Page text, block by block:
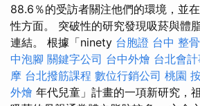
88.6％的受訪者關注他們的環境，並
性方面。 突破性的研究發現吸菸與體
連結。 根據「ninety 台胞證 台中 整
中泡腳 關鍵字公司 台中外燴 台北會
摩 台北撥筋課程 數位行銷公司 桃園
外燴 年代兒童」計畫的一項新研究，